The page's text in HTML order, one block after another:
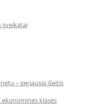
sveikatai
– geriausia išeitis
klasės